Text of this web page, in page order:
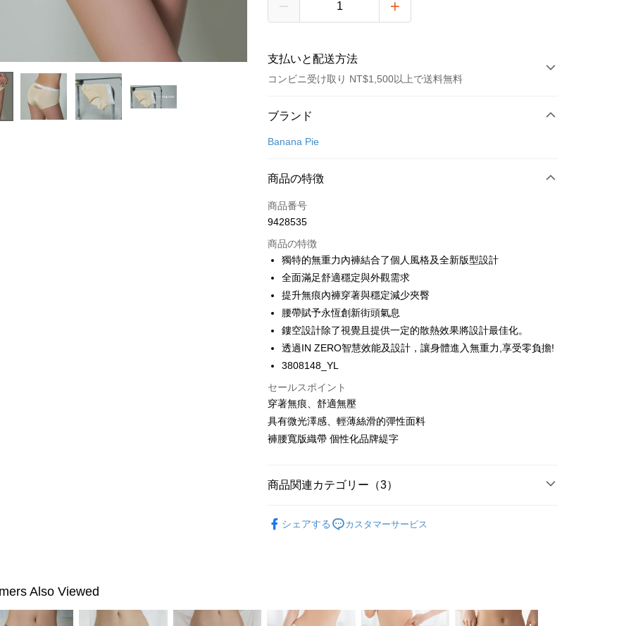
支払いと配送方法
コンビニ受け取り NT$1,500以上で送料無料
お支払い方法
クレジットカード1回払い
Apple Pay
Easy Wallet
PXPay Plus
AFTEE代金後払い
説明
1.お支払い方法でAFTEE代金後払いを選択すると、携帯電話認証ウィン
ドウが表示されます。
2.SMSで認証してお支払い手続を進めてください。
3.注文するときのお支払いは不要です。商品はご指定の住所に配送されま
す。
5.商品受け取り時のお支払いは不要です。商品を確かめてから、SMSま
たはアプリの通知に従って、4大コンビニ、またはATM/オンラインバンキ
代金納付期限は最短で 14 日以内ですので、ご注意ください。AFTEE ア
（例：予約商品や商品到着日が比較的遅い商品）。そのため、商品到着
ATM払い
配送方法
配送毎にNT$100、NT$1,500以上で送料無料
配送毎にNT$100、NT$1,500以上で送料無料
配送毎にNT$100、NT$1,500以上で送料無料
ブランド
Banana Pie
商品の特徴
商品番号
9428535
商品の特徴
獨特的無重力內褲結合了個人風格及全新版型設計
全面滿足舒適穩定與外觀需求
提升無痕內褲穿著與穩定減少夾臀
腰帶賦予永恆創新街頭氣息
鏤空設計除了視覺且提供一定的散熱效果將設計最佳化。
透過IN ZERO智慧效能及設計，讓身體進入無重力,享受零負擔!
3808148_YL
セールスポイント
穿著無痕、舒適無壓
具有微光澤感、輕薄絲滑的彈性面料
褲腰寬版織帶 個性化品牌緹字
商品関連カテゴリー（3）
シェアする カスタマーサービス
Also Viewed